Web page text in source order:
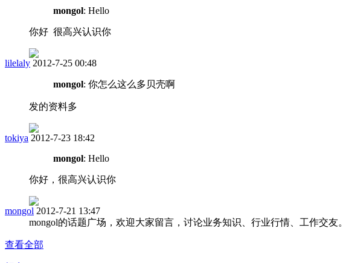
mongol: Hello
你好 很高兴认识你
lilelaly 2012-7-25 00:48
mongol: 你怎么这么多贝壳啊
发的资料多
tokiya 2012-7-23 18:42
mongol: Hello
你好，很高兴认识你
mongol 2012-7-21 13:47
mongol的话题广场，欢迎大家留言，讨论业务知识、行业行情、工作交友。
查看全部